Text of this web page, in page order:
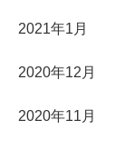
2021年1月
2020年12月
2020年11月